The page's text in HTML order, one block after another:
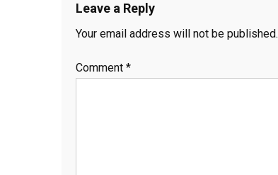
Leave a Reply
Your email address will not be published.
Comment *